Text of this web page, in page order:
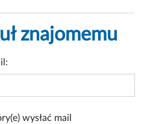
znajomemu
wysłać mail